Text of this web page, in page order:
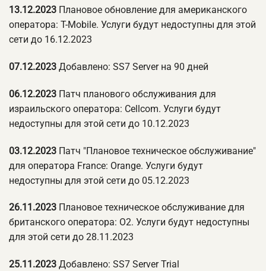
13.12.2023 Плановое обновление для американского
оператора: T-Mobile. Услуги будут недоступны для этой
сети до 16.12.2023
07.12.2023 Добавлено: SS7 Server на 90 дней
06.12.2023 Патч планового обслуживания для
израильского оператора: Cellcom. Услуги будут
недоступны для этой сети до 10.12.2023
03.12.2023 Патч "Плановое техническое обслуживание"
для оператора France: Orange. Услуги будут
недоступны для этой сети до 05.12.2023
26.11.2023 Плановое техническое обслуживание для
британского оператора: O2. Услуги будут недоступны
для этой сети до 28.11.2023
25.11.2023 Добавлено: SS7 Server Trial